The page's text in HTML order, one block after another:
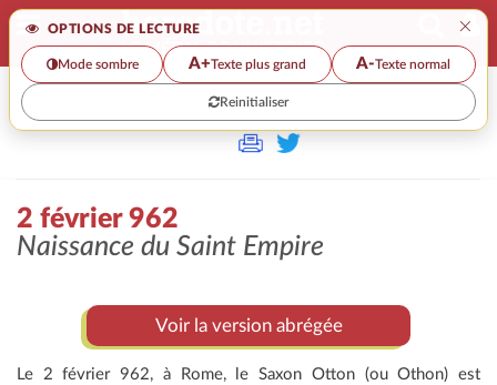
OPTIONS DE LECTURE ×
Mode sombre A+Texte plus grand A-Texte normal
Reinitialiser
>>
2 février 962
Naissance du Saint Empire
Voir la version abrégée
Le 2 février 962, à Rome, le Saxon Otton (ou Othon) est